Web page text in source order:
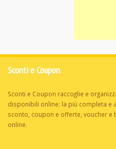
Sconti e Coupon
Sconti e Coupon raccoglie e
disponibili online: la più completa e
sconto, coupon e offerte, voucher
online.